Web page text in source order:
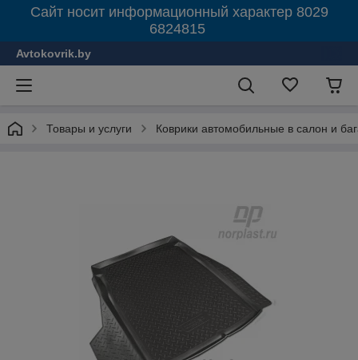
Сайт носит информационный характер 8029
6824815
Avtokovrik.by
Товары и услуги Коврики автомобильные в салон и